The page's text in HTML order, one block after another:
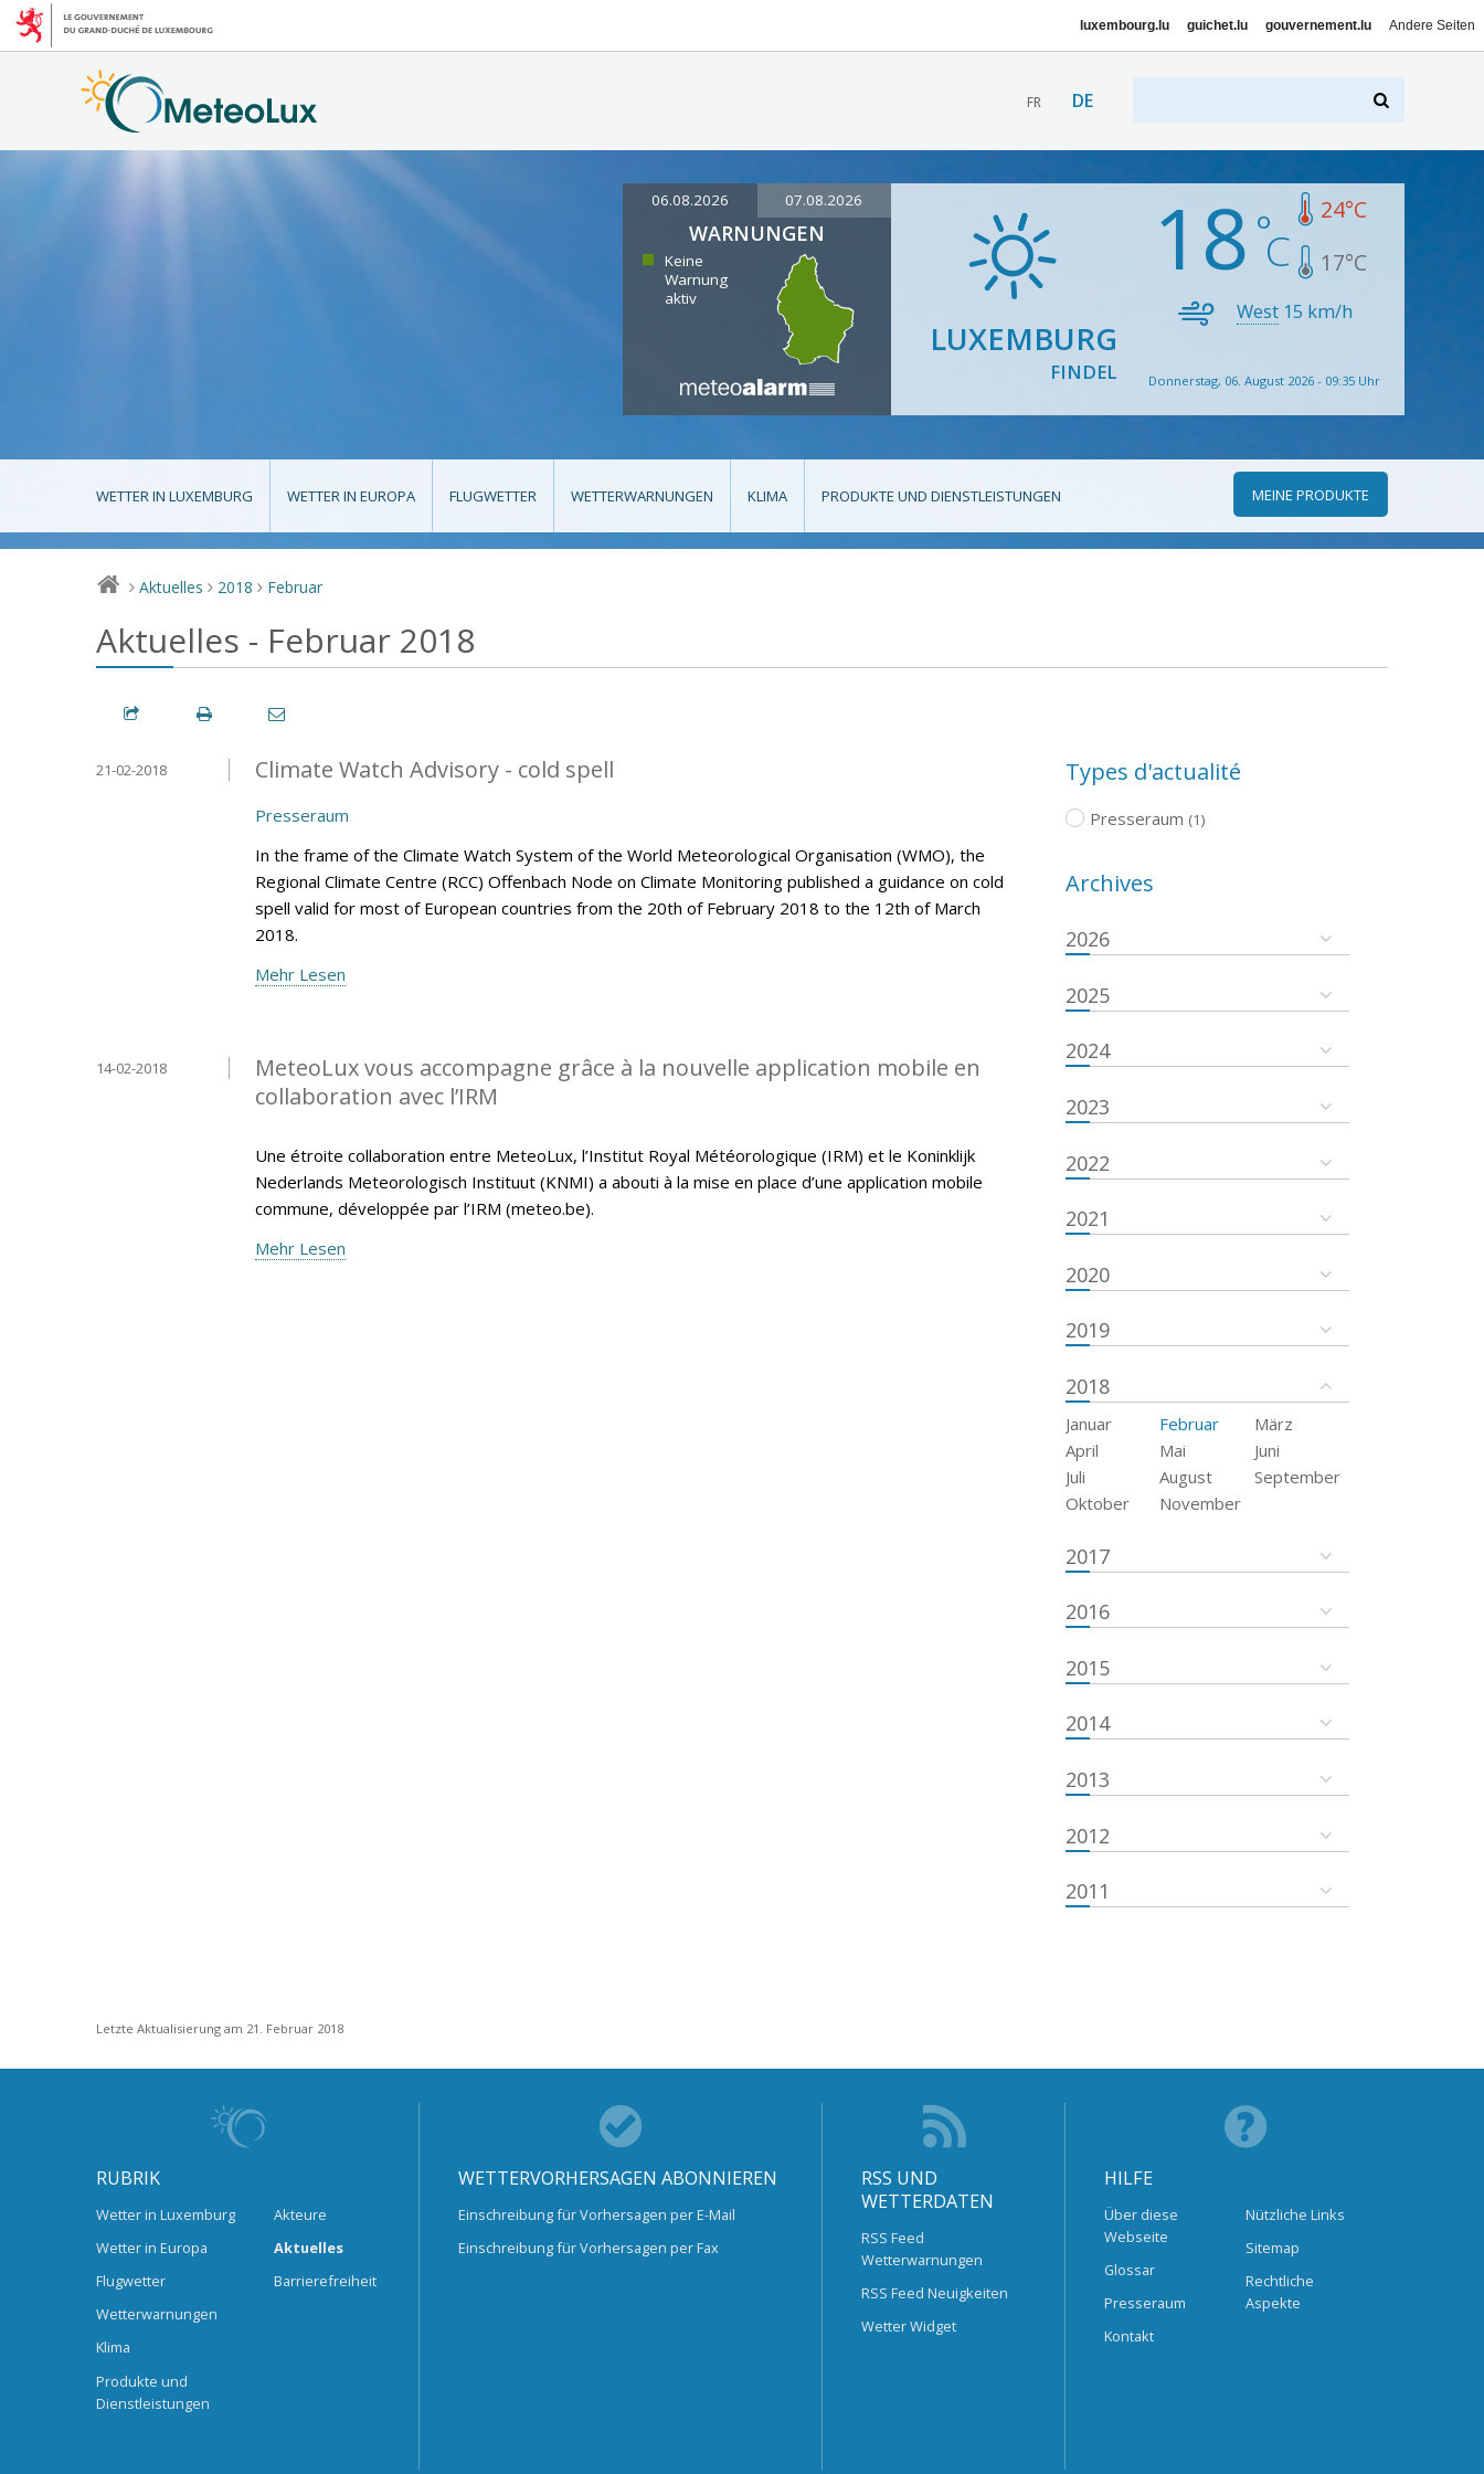
luxembourg.lu guichet.lu gouvernement.lu Andere Seiten
FR DE
06.08.2026 07.08.2026
WARNUNGEN
Keine
Warnung
aktiv
LUXEMBURG
FINDEL
18 24°C
17°C
West 15 km/h
Donnerstag, 06. August 2026 - 09:35 Uhr
WETTER IN LUXEMBURG WETTER IN EUROPA FLUGWETTER WETTERWARNUNGEN KLIMA PRODUKTE UND DIENSTLEISTUNGEN MEINE PRODUKTE
> Aktuelles > 2018 > Februar
Aktuelles - Februar 2018
Climate Watch Advisory - cold spell
21-02-2018
Presseraum
In the frame of the Climate Watch System of the World Meteorological Organisation (WMO), the
Regional Climate Centre (RCC) Offenbach Node on Climate Monitoring published a guidance on cold
spell valid for most of European countries from the 20th of February 2018 to the 12th of March
2018.
Mehr Lesen
MeteoLux vous accompagne grâce à la nouvelle application mobile en
collaboration avec l’IRM
14-02-2018
Une étroite collaboration entre MeteoLux, l’Institut Royal Météorologique (IRM) et le Koninklijk
Nederlands Meteorologisch Instituut (KNMI) a abouti à la mise en place d’une application mobile
commune, développée par l’IRM (meteo.be).
Mehr Lesen
Types d'actualité
Presseraum (1)
Archives
2026
2025
2024
2023
2022
2021
2020
2019
2018
Januar Februar
März
April
Mai
Juni
Juli
August
September
Oktober
November
2017
2016
2015
2014
2013
2012
2011
Letzte Aktualisierung am 21. Februar 2018
RUBRIK
Wetter in Luxemburg
Wetter in Europa
Flugwetter
Wetterwarnungen
Klima
Produkte und
Dienstleistungen
Akteure
Aktuelles
Barrierefreiheit
WETTERVORHERSAGEN ABONNIEREN
Einschreibung für Vorhersagen per E-Mail
Einschreibung für Vorhersagen per Fax
RSS UND
WETTERDATEN
RSS Feed
Wetterwarnungen
RSS Feed Neuigkeiten
Wetter Widget
HILFE
Über diese
Webseite
Glossar
Presseraum
Kontakt
Nützliche Links
Sitemap
Rechtliche
Aspekte